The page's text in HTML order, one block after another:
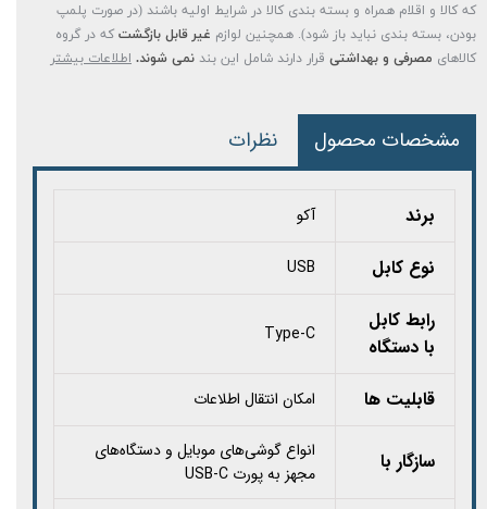
که کالا و اقلام همراه و بسته بندی کالا در شرایط اولیه باشند (در صورت پلمپ
بودن، بسته بندی نباید باز شود). همچنین لوازم غیر قابل بازگشت که در گروه
کالاهای مصرفی و بهداشتی قرار دارند شامل این بند نمی شوند. اطلاعات بیشتر
مشخصات محصول نظرات
برند آکو
نوع کابل USB
رابط کابل
با دستگاه
Type-C
قابلیت ها امکان انتقال اطلاعات
سازگار با
انواع گوشی‌های موبایل و دستگاه‌های
مجهز به پورت USB-C